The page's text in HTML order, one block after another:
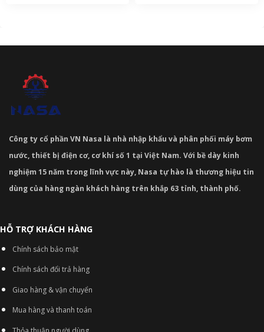
Công ty cổ phần VN Nasa là nhà nhập khẩu và phân phối máy bơm
nước, thiết bị điện cơ, cơ khí số 1 tại Việt Nam. Với bề dày kinh
nghiệm 15 năm trong lĩnh vực này, Nasa tự hào là thương hiệu tin
dùng của hàng ngàn khách hàng trên khắp 63 tỉnh, thành phố.
HỖ TRỢ KHÁCH HÀNG
Chính sách bảo mật
Chính sách đổi trả hàng
Giao hàng & vận chuyển
Mua hàng và thanh toán